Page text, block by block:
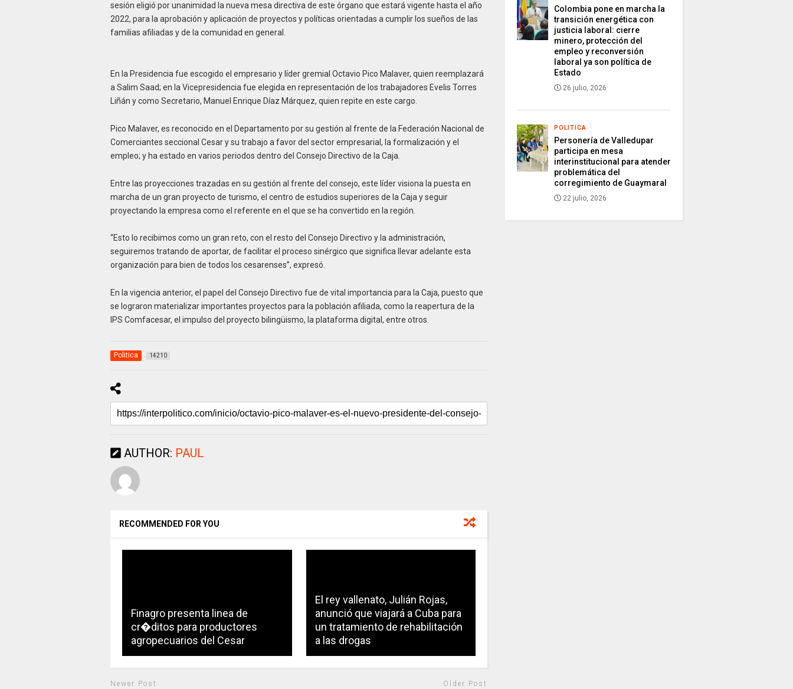
sesión eligió por unanimidad la nueva mesa directiva de este órgano que estará vigente hasta el año
2022, para la aprobación y aplicación de proyectos y políticas orientadas a cumplir los sueños de las
familias afiliadas y de la comunidad en general.
En la Presidencia fue escogido el empresario y líder gremial Octavio Pico Malaver, quien reemplazará
a Salim Saad; en la Vicepresidencia fue elegida en representación de los trabajadores Evelis Torres
Liñán y como Secretario, Manuel Enrique Díaz Márquez, quien repite en este cargo.
Pico Malaver, es reconocido en el Departamento por su gestión al frente de la Federación Nacional de
Comerciantes seccional Cesar y su trabajo a favor del sector empresarial, la formalización y el
empleo; y ha estado en varios periodos dentro del Consejo Directivo de la Caja.
Entre las proyecciones trazadas en su gestión al frente del consejo, este líder visiona la puesta en
marcha de un gran proyecto de turismo, el centro de estudios superiores de la Caja y seguir
proyectando la empresa como el referente en el que se ha convertido en la región.
“Esto lo recibimos como un gran reto, con el resto del Consejo Directivo y la administración,
seguiremos tratando de aportar, de facilitar el proceso sinérgico que significa llevar adelante esta
organización para bien de todos los cesarenses”, expresó.
En la vigencia anterior, el papel del Consejo Directivo fue de vital importancia para la Caja, puesto que
se lograron materializar importantes proyectos para la población afiliada, como la reapertura de la
IPS Comfacesar, el impulso del proyecto bilingüismo, la plataforma digital, entre otros.
Politica 14210
AUTHOR: PAUL
RECOMMENDED FOR YOU
Finagro presenta linea de
cr�ditos para productores
agropecuarios del Cesar
El rey vallenato, Julián Rojas,
anunció que viajará a Cuba para
un tratamiento de rehabilitación
a las drogas
Newer Post Older Post
Colombia pone en marcha la
transición energética con
justicia laboral: cierre
minero, protección del
empleo y reconversión
laboral ya son política de
Estado
26 julio, 2026
POLITICA
Personería de Valledupar
participa en mesa
interinstitucional para atender
problemática del
corregimiento de Guaymaral
22 julio, 2026